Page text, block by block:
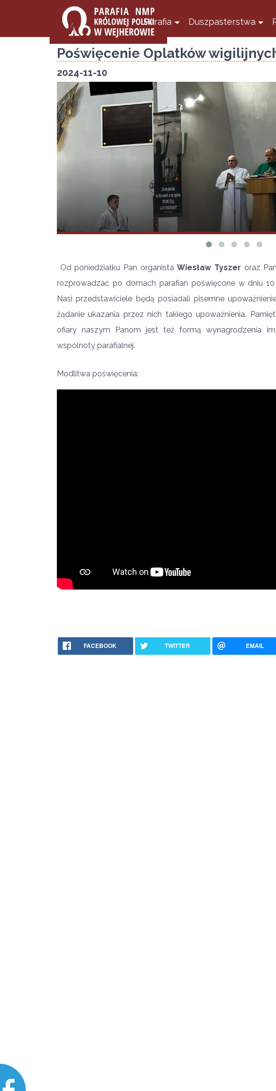
Parafia Duszpasterstwa
Poświęcenie Oplatków
2024-11-10
Od poniedziałku Pan organistaWiesław Tyszer oraz
rozprowadzać po domach parafian poświęcone w dniu
Nasi przedstawiciele będą posiadali pisemne
żądanie ukazania przez nich takiego upoważnienia.
ofiary naszym Panom jest też formą wynagrodzenia
wspólnoty parafialnej.
Modlitwa poświęcenia:
FACEBOOK TWITTER EMAIL